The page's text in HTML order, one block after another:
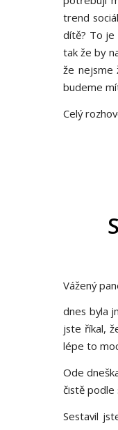
trend
dítě? To je
tak že by
že nejsme
budeme
Celý
Vážený
dnes byla
jste říkal,
lépe to
Ode
čistě podle
Sestavil